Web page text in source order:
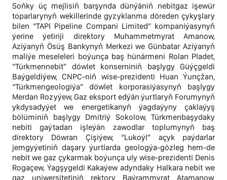
Soňky üç mejlisiň barşynda dünýäniň nebitgaz işewür
toparlarynyň wekillerinde gyzyklanma döreden çykyşlary
bilen “TAPI Pipeline Compani Limited” kompaniýasynyň
ýerine ýetiriji direktory Muhammetmyrat Amanow,
Aziýanyň Ösüş Bankynyň Merkezi we Günbatar Aziýanyň
maliýe meseleleri boýunça baş hünärmeni Rolan Pladet,
“Türkmennebit” döwlet konserniniň başlygy Güýçgeldi
Baýgeldiýew, CNPC-niň wise-prezidenti Huan Ýunçžan,
“Türkmengeologiýa” döwlet korporasiýasynyň başlygy
Merdan Rozyýew, Gaz eksport edýän ýurtlaryň Forumynyň
ykdysadyýet we energetikanyň ýagdaýyny çaklaýyş
bölüminiň başlygy Dmitriý Sokolow, Türkmenbaşydaky
nebiti gaýtadan işleýän zawodlar toplumynyň baş
direktory Döwran Çişiýew, “Lukoýl” açyk paýdarlar
jemgyýetiniň daşary ýurtlarda geologýa-gözleg hem-de
nebit we gaz çykarmak boýunça uly wise-prezidenti Denis
Rogaçew, Ýagşygeldi Kakaýew adyndaky Halkara nebit we
gaz uniwersitetiniň rektory Baýrammyrat Atamanow,